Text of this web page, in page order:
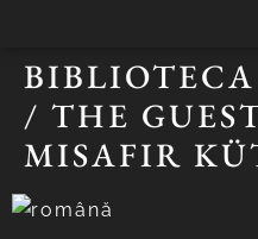
/ THE
MISAFIR